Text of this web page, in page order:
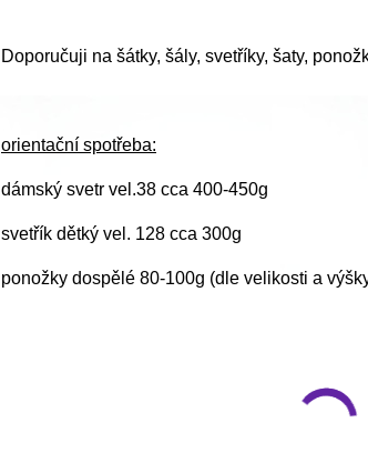
Doporučuji na šátky, šály, svetříky, šaty,
orientační spotřeba:
dámský svetr vel.38 cca 400-450g
svetřík dětký vel. 128 cca 300g
ponožky dospělé 80-100g (dle velikosti a